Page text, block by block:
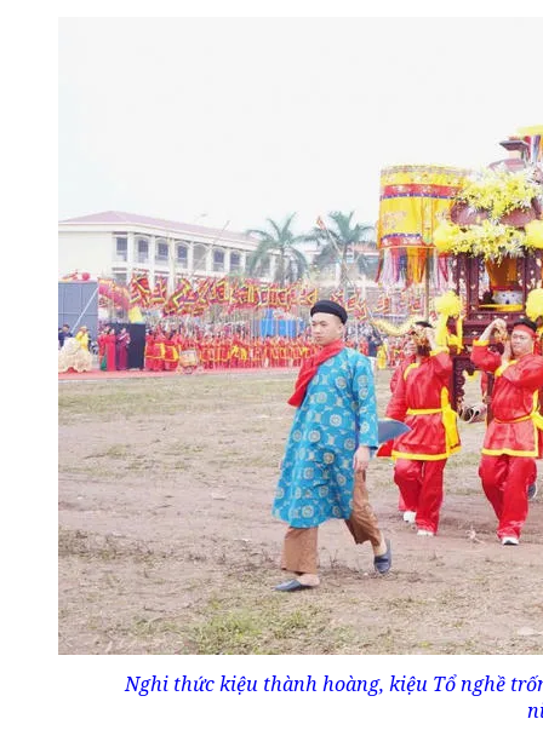
Nghi thức kiệu thành hoàng, kiệu Tổ nghề